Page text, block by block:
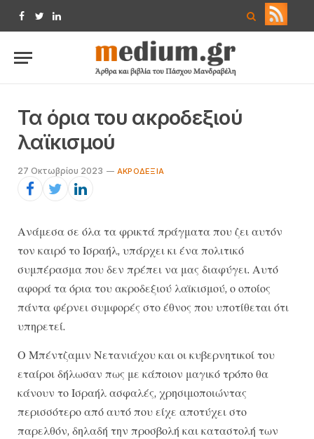
Facebook
TwitterLinkedIn
Τα όρια του ακροδεξιού
λαϊκισμού
27 Οκτωβρίου 2023 ΑΚΡΟΔΕΞΙΆ
Ανάμεσα σε όλα τα φρικτά πράγματα που ζει αυτόν
τον καιρό το Ισραήλ, υπάρχει κι ένα πολιτικό
συμπέρασμα που δεν πρέπει να μας διαφύγει. Αυτό
αφορά τα όρια του ακροδεξιού λαϊκισμού, ο οποίος
πάντα φέρνει συμφορές στο έθνος που υποτίθεται ότι
υπηρετεί.
Ο Μπέντζαμιν Νετανιάχου και οι κυβερνητικοί του
εταίροι δήλωσαν πως με κάποιον μαγικό τρόπο θα
κάνουν το Ισραήλ ασφαλές, χρησιμοποιώντας
περισσότερο από αυτό που είχε αποτύχει στο
παρελθόν, δηλαδή την προσβολή και καταστολή των